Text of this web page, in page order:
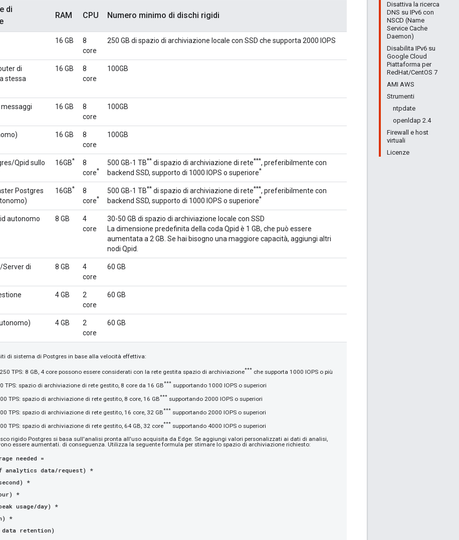
Disattiva la ricerca
DNS su IPv6 con
NSCD (Name
Service Cache
Daemon)
Disabilita IPv6 su
Google Cloud
Piattaforma per
RedHat/CentOS 7
AMI AWS
Strumenti
ntpdate
openldap 2.4
Firewall e host
virtuali
Licenze
di
RAM CPU Numero minimo di dischi rigidi
16 GB
8
core
250 GB di spazio di archiviazione locale con SSD che supporta 2000 IOPS
di
stessa
16 GB
8
core
100GB
16 GB
8
core
100GB
16 GB
8
core
100GB
Qpid sullo
16GB*
8
core*
500 GB-1 TB** di spazio di archiviazione di rete***, preferibilmente con
backend SSD, supporto di 1000 IOPS o superiore*
Postgres
16GB*
8
core*
500 GB-1 TB** di spazio di archiviazione di rete***, preferibilmente con
backend SSD, supporto di 1000 IOPS o superiore*
autonomo 8 GB
4
core
30-50 GB di spazio di archiviazione locale con SSD
La dimensione predefinita della coda Qpid è 1 GB, che può essere
aumentata a 2 GB. Se hai bisogno una maggiore capacità, aggiungi altri
nodi Qpid.
Server di
8 GB
4
core
60 GB
4 GB
2
core
60 GB
4 GB
2
core
60 GB
di sistema di Postgres in base alla velocità effettiva:
TPS: 8 GB, 4 core possono essere considerati con la rete gestita spazio di archiviazione*** che supporta 1000 IOPS o più
TPS: spazio di archiviazione di rete gestito, 8 core da 16 GB*** supportando 1000 IOPS o superiori
TPS: spazio di archiviazione di rete gestito, 8 core, 16 GB*** supportando 2000 IOPS o superiori
TPS: spazio di archiviazione di rete gestito, 16 core, 32 GB*** supportando 2000 IOPS o superiori
TPS: spazio di archiviazione di rete gestito, 64 GB, 32 core*** supportando 4000 IOPS o superiori
rigido Postgres si basa sull'analisi pronta all'uso acquisita da Edge. Se aggiungi valori personalizzati ai dati di analisi,
essere aumentati. di conseguenza. Utilizza la seguente formula per stimare lo spazio di archiviazione richiesto:
needed =
analytics data/request) *
*
*
usage/day) *
*
retention)